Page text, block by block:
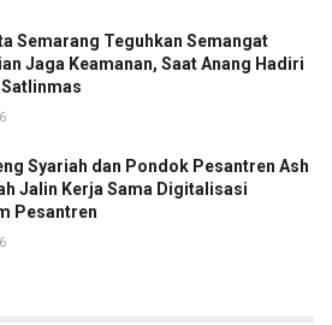
Semarang Teguhkan Semangat
Jaga Keamanan, Saat Anang Hadiri
Syariah dan Pondok Pesantren Ash
Jalin Kerja Sama Digitalisasi
Pesantren